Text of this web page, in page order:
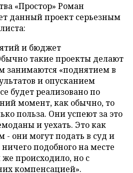
«Простор» Роман
данный проект серьезным
и бюджет
такие проекты делают
занимаются «поднятием в
и опусканием
будет реализовано по
момент, как обычно, то
польза. Они успеют за это
и уехать. Это как
они могут подать в суд и
подобного на месте
происходило, но с
компенсацией».